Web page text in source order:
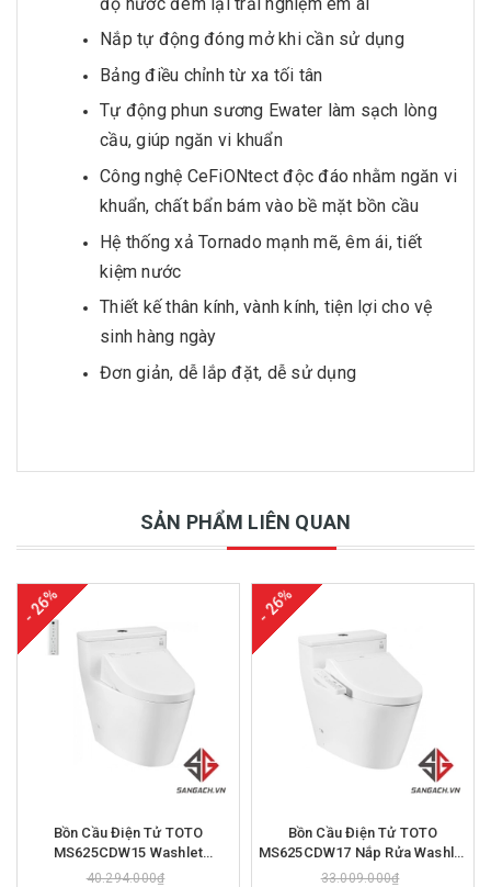
Nắp tự động đóng mở khi cần sử dụng
Bảng điều chỉnh từ xa tối tân
Tự động phun sương Ewater làm sạch lòng
cầu, giúp ngăn vi khuẩn
Công nghệ CeFiONtect độc đáo nhằm ngăn vi
khuẩn, chất bẩn bám vào bề mặt bồn cầu
Hệ thống xả Tornado mạnh mẽ, êm ái, tiết
kiệm nước
Thiết kế thân kính, vành kính, tiện lợi cho vệ
sinh hàng ngày
Đơn giản, dễ lắp đặt, dễ sử dụng
SẢN PHẨM LIÊN QUAN
- 26%
Bồn Cầu Điện Tử TOTO
MS625CDW15 Washlet
TCF24460AAA C5 Giấu Dây
40.294.000₫
- 26%
Bồn Cầu Điện Tử TOTO
MS625CDW17 Nắp Rửa Washlet
TCF23460AAA C2 Giấu Dây
33.009.000₫